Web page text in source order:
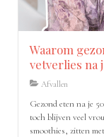
Waarom
vetverlies na
Afvallen
Gezond eten na je
toch blijven veel
smoothies, zitten